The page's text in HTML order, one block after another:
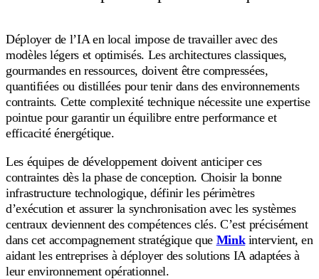
Déployer de l’IA en local impose de travailler avec des
modèles légers et optimisés. Les architectures classiques,
gourmandes en ressources, doivent être compressées,
quantifiées ou distillées pour tenir dans des environnements
contraints. Cette complexité technique nécessite une expertise
pointue pour garantir un équilibre entre performance et
efficacité énergétique.
Les équipes de développement doivent anticiper ces
contraintes dès la phase de conception. Choisir la bonne
infrastructure technologique, définir les périmètres
d’exécution et assurer la synchronisation avec les systèmes
centraux deviennent des compétences clés. C’est précisément
dans cet accompagnement stratégique que Minkintervient, en
aidant les entreprises à déployer des solutions IA adaptées à
leur environnement opérationnel.